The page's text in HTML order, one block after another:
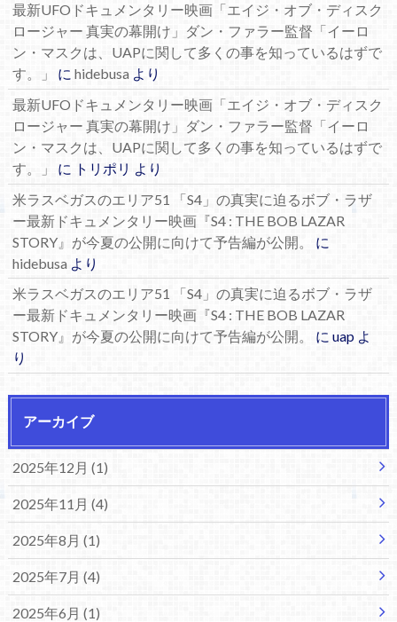
最新UFOドキュメンタリー映画「エイジ・オブ・ディスク
ロージャー 真実の幕開け」ダン・ファラー監督「イーロ
ン・マスクは、UAPに関して多くの事を知っているはずで
す。」
に hidebusaより
最新UFOドキュメンタリー映画「エイジ・オブ・ディスク
ロージャー 真実の幕開け」ダン・ファラー監督「イーロ
ン・マスクは、UAPに関して多くの事を知っているはずで
す。」
に トリポリ より
米ラスベガスのエリア51 「S4」の真実に迫るボブ・ラザ
ー最新ドキュメンタリー映画『S4 : THE BOB LAZAR
STORY』が今夏の公開に向けて予告編が公開。
に
hidebusaより
米ラスベガスのエリア51 「S4」の真実に迫るボブ・ラザ
ー最新ドキュメンタリー映画『S4 : THE BOB LAZAR
STORY』が今夏の公開に向けて予告編が公開。
に uapよ
り
アーカイブ
2025年12月 (1)
2025年11月 (4)
2025年8月 (1)
2025年7月 (4)
2025年6月 (1)